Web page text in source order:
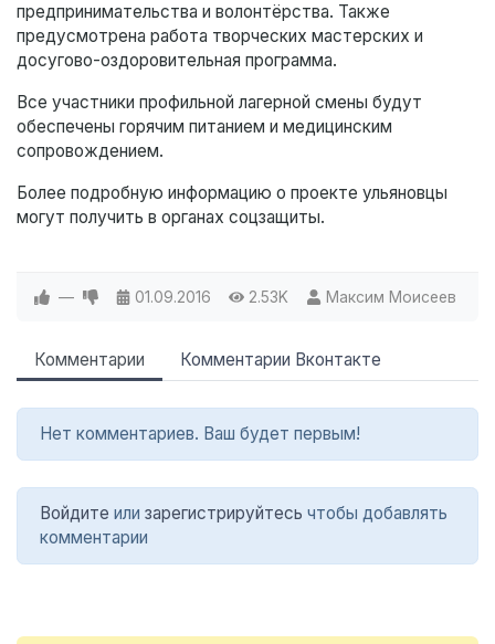
предпринимательства и волонтёрства. Также
предусмотрена работа творческих мастерских и
досугово-оздоровительная программа.
Все участники профильной лагерной смены будут
обеспечены горячим питанием и медицинским
сопровождением.
Более подробную информацию о проекте ульяновцы
могут получить в органах соцзащиты.
— 01.09.2016 2.53K Максим Моисеев
Комментарии Комментарии Вконтакте
Нет комментариев. Ваш будет первым!
Войдите или зарегистрируйтесь чтобы добавлять
комментарии